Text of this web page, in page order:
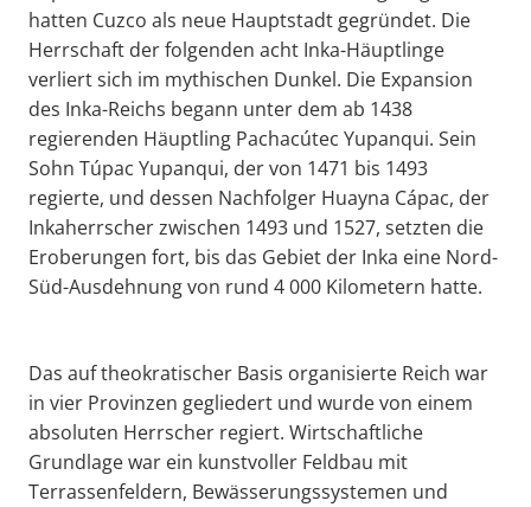
hatten Cuzco als neue Hauptstadt gegründet. Die
Herrschaft der folgenden acht Inka-Häuptlinge
verliert sich im mythischen Dunkel. Die Expansion
des Inka-Reichs begann unter dem ab 1438
regierenden Häuptling Pachacútec Yupanqui. Sein
Sohn Túpac Yupanqui, der von 1471 bis 1493
regierte, und dessen Nachfolger Huayna Cápac, der
Inkaherrscher zwischen 1493 und 1527, setzten die
Eroberungen fort, bis das Gebiet der Inka eine Nord-
Süd-Ausdehnung von rund 4 000 Kilometern hatte.
Das auf theokratischer Basis organisierte Reich war
in vier Provinzen gegliedert und wurde von einem
absoluten Herrscher regiert. Wirtschaftliche
Grundlage war ein kunstvoller Feldbau mit
Terrassenfeldern, Bewässerungssystemen und